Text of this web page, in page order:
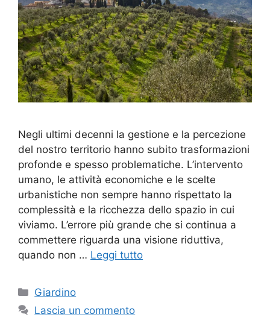
Negli ultimi decenni la gestione e la percezione
del nostro territorio hanno subito trasformazioni
profonde e spesso problematiche. L’intervento
umano, le attività economiche e le scelte
urbanistiche non sempre hanno rispettato la
complessità e la ricchezza dello spazio in cui
viviamo. L’errore più grande che si continua a
commettere riguarda una visione riduttiva,
quando non … Leggi tutto
Categorie
Giardino
Lascia un commento